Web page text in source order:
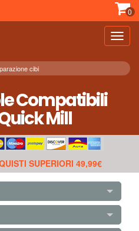
0
cibi
Compatibili
Mill
SUPERIORI 49,99€